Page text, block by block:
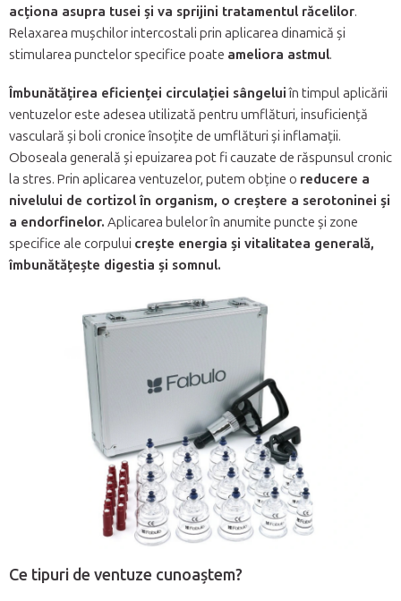
acționa asupra tusei și va sprijini tratamentul răcelilor.
Relaxarea mușchilor intercostali prin aplicarea dinamică și
stimularea punctelor specifice poate ameliora astmul.
Îmbunătățirea eficienței circulației sângeluiîn timpul aplicării
ventuzelor este adesea utilizată pentru umflături, insuficiență
vasculară și boli cronice însoțite de umflături și inflamații.
Oboseala generală și epuizarea pot fi cauzate de răspunsul cronic
la stres. Prin aplicarea ventuzelor, putem obține o reducere a
nivelului de cortizol în organism, o creștere a serotoninei și
a endorfinelor. Aplicarea bulelor în anumite puncte și zone
specifice ale corpului crește energia și vitalitatea generală,
îmbunătățește digestia și somnul.
Ce tipuri de ventuze cunoaștem?